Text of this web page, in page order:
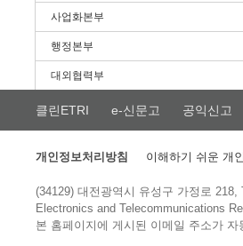
사업화본부
행정본부
대외협력부
클린ETRI e-신문고 공익신고
개인정보처리방침 이해하기 쉬운 개
(34129) 대전광역시 유성구 가정로 218,
Electronics and Telecommunications
본 홈페이지에 게시된 이메일 주소가